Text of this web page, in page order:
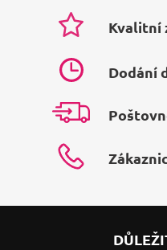
Kvalitní
Dodání